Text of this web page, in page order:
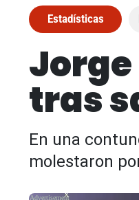
Estadísticas
tras
En una
molestaron
X
X